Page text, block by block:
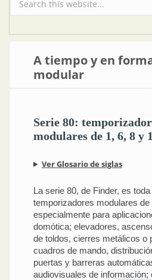
Formulario de búsqueda
A tiempo y en
modular
Serie 80:
modulares de 1, 6, 8 y
Ver Glosario de siglas
La serie 80, de Finder, es
temporizadores modulares de
especialmente para
domótica; elevadores,
de toldos, cierres metálicos o
cuadros de mando,
puertas y barreras
audiovisuales de información;